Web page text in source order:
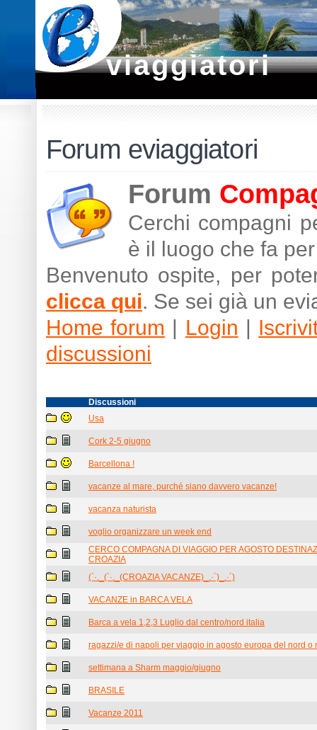
viaggiatori
Forum eviaggiatori
Forum
Cerchi compagni
è il luogo che fa
Benvenuto ospite, per
clicca qui. Se sei già un
Home forum | Login |
discussioni
Discussioni
Usa
Cork 2-5 giugno
Barcellona !
vacanze al mare, purché siano davvero vacanze!
vacanza naturista
voglio organizzare un week end
CERCO COMPAGNA DI VIAGGIO PER AGOSTO
CROAZIA
(`·._(`·._(CROAZIA VACANZE)_.·´)_.·´)
VACANZE in BARCA VELA
Barca a vela 1,2,3 Luglio dal centro/nord italia
ragazzi/e di napoli per viaggio in agosto europa del nord o
settimana a Sharm maggio/giugno
BRASILE
Vacanze 2011